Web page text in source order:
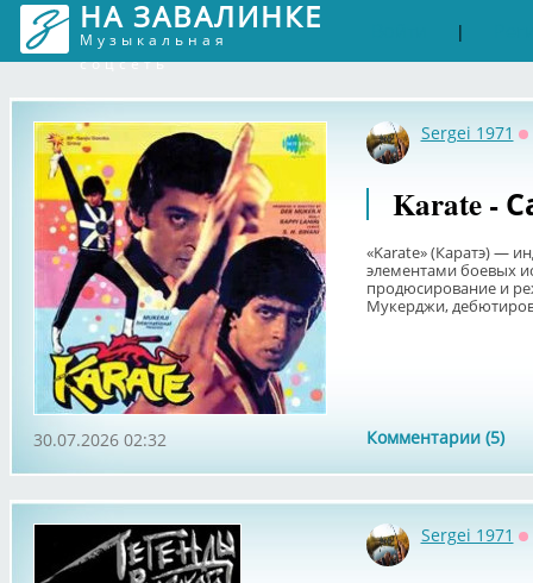
НА ЗАВАЛИНКЕ
Музыкальная
соцсеть
|
Sergei 1971
Karate -
«Karate» (Каратэ) —
элементами боевых
продюсирование и
Мукерджи,
Комментарии (5)
30.07.2026 02:32
Sergei 1971